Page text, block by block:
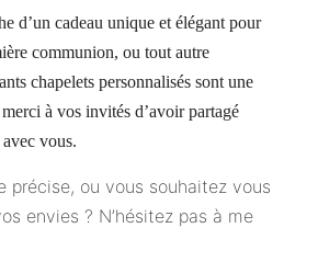
d’un cadeau unique et élégant pour
communion, ou tout autre
chapelets personnalisés sont une
à vos invités d’avoir partagé
vous.
précise, ou vous souhaitez vous
envies ? N’hésitez pas à me